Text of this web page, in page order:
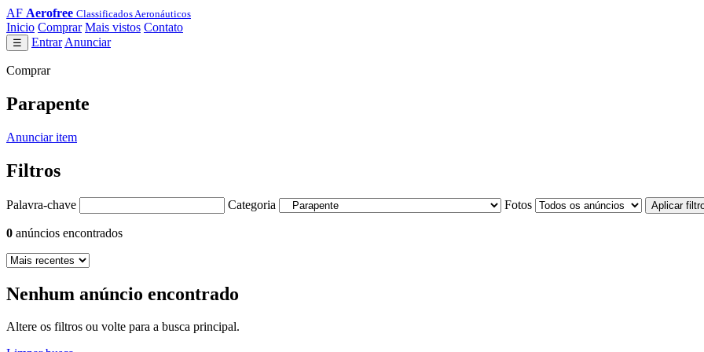
AF Aerofree Classificados Aeronáuticos
Inicio Comprar Mais vistos Contato
☰ Entrar Anunciar
Comprar
Parapente
Anunciar item
Filtros
Palavra-chave Categoria Fotos Aplicar
0 anúncios encontrados
Nenhum anúncio encontrado
Altere os filtros ou volte para a busca principal.